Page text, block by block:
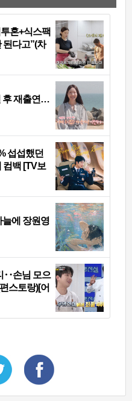
투혼+식스팩
된다고”(차
후 재출연…
섭섭했던
컴백 [TV보
에 장원영
‥손님 모으
스토랑)[어